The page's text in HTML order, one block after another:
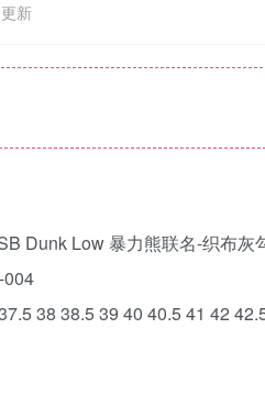
新
Dunk Low 暴力熊联名-织布
38 38.5 39 40 40.5 41 42